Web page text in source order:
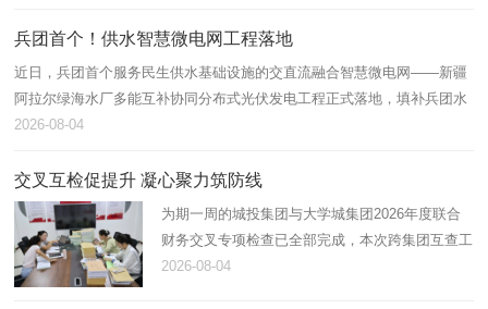
兵团首个！供水智慧微电网工程落地
近日，兵团首个服务民生供水基础设施的交直流融合智慧微电网——新疆
阿拉尔绿海水厂多能互补协同分布式光伏发电工程正式落地，填补兵团水
务行业交直流混合微网落地应用空白，为兵团公共服务设施绿色低碳转型
2026-08-04
交叉互检促提升 凝心聚力筑防线
为期一周的城投集团与大学城集团2026年度联合
财务交叉专项检查已全部完成，本次跨集团互查工
作顺利落下帷幕。全程参与本次专项核查的财务人
2026-08-04